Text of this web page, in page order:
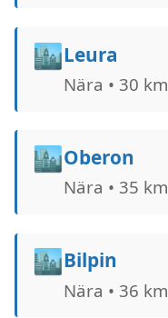
🏙️Leura
Nära • 30 km
🏙️Oberon
Nära • 35 km
🏙️Bilpin
Nära • 36 km